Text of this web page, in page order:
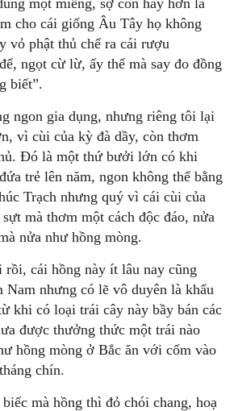
một miếng, sợ còn hay hơn là
cho cái giống Âu Tây họ không
vỏ phật thủ chế ra cái rượu
ngọt cừ lừ, ấy thế mà say đo đồng
biết”.
ngon gia dụng, nhưng riêng tôi lại
vì cùi của kỳ đà dầy, còn thơm
Đó là một thứ bưởi lớn có khi
trẻ lên năm, ngon không thể bằng
Trạch nhưng quý vì cái cùi của
mà thơm một cách độc đáo, nửa
nửa như hồng mòng.
rồi, cái hồng này ít lâu nay cũng
Nam nhưng có lẽ vô duyên là khẩu
khi có loại trái cây này bầy bán các
được thưởng thức một trái nào
hồng mòng ở Bắc ăn với cốm vào
chín.
mà hồng thì đỏ chói chang, hoạ